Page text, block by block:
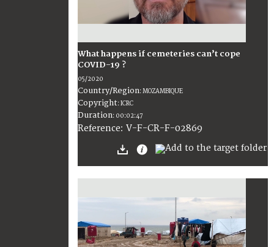
What happens if cemeteries can’t cope
COVID-19 ?
05/2020
Country/Region:MOZAMBIQUE
Copyright:ICRC
Duration: 00:02:47
Reference: V-F-CR-F-02869